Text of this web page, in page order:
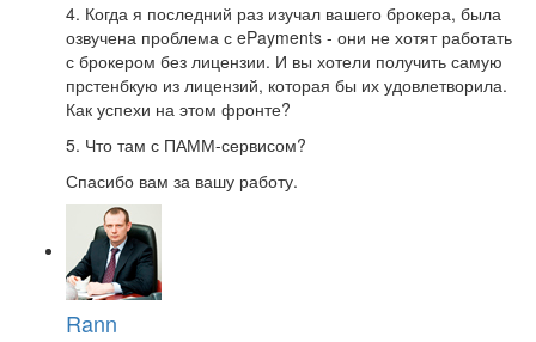
4. Когда я последний раз изучал вашего брокера, была
озвучена проблема с ePayments - они не хотят работать
с брокером без лицензии. И вы хотели получить самую
прстенбкую из лицензий, которая бы их удовлетворила.
Как успехи на этом фронте?
5. Что там с ПАММ-сервисом?
Спасибо вам за вашу работу.
Rann